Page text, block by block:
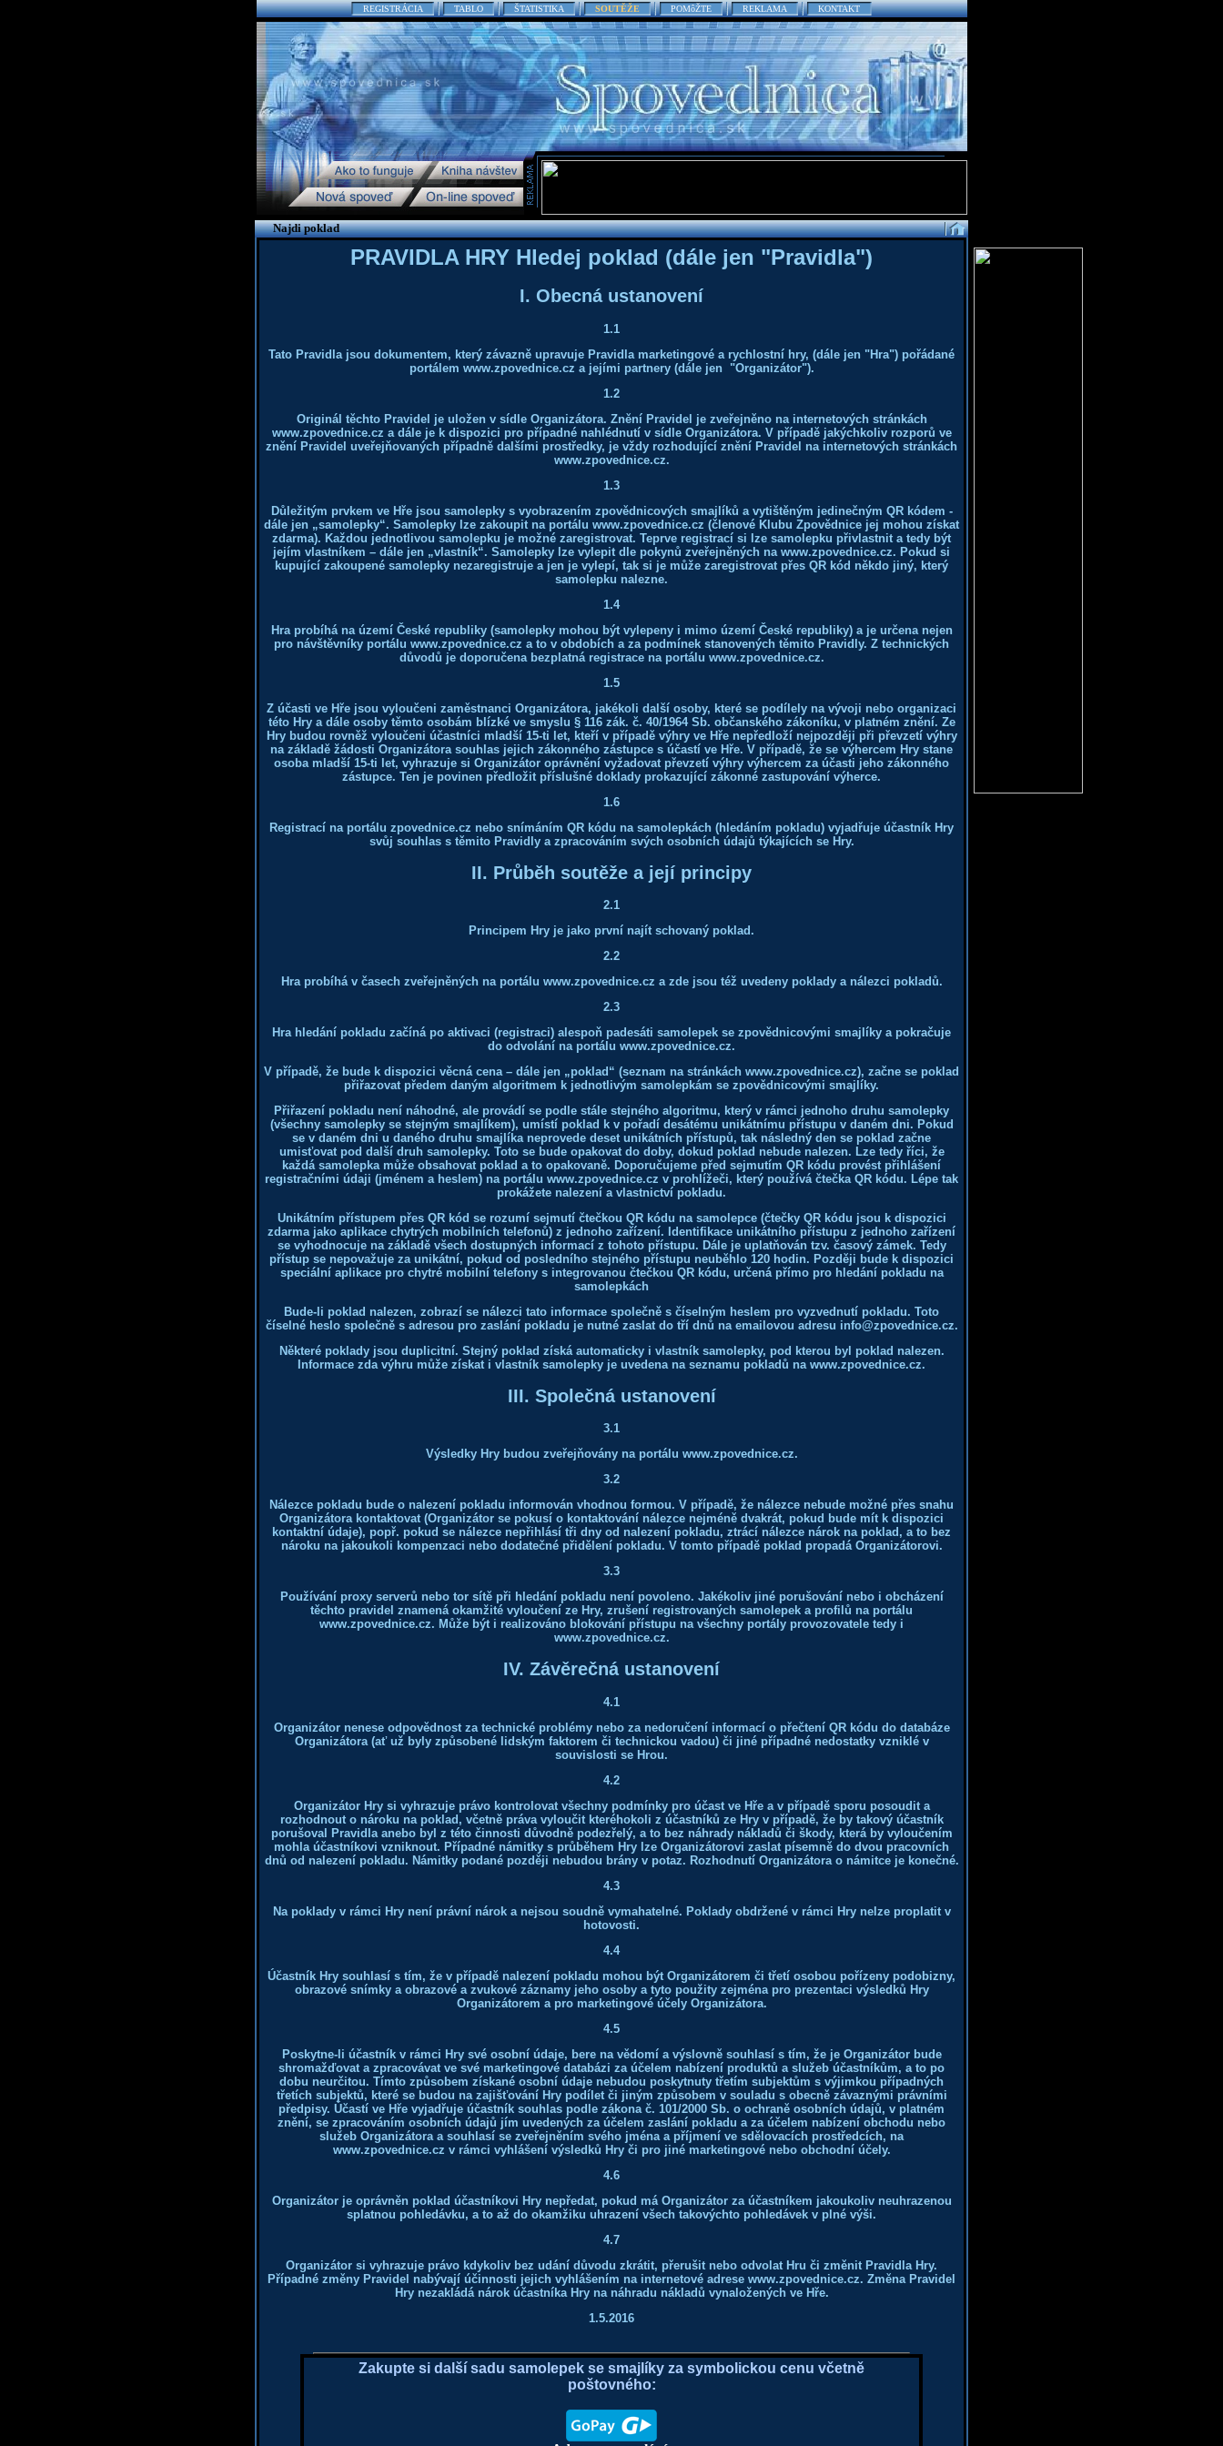
REGISTRÁCIA TABLO ŠTATISTIKA SOUTĚŽE POMôŽTE REKLAMA KONTAKT
Najdi poklad
PRAVIDLA HRY Hledej poklad (dále jen "Pravidla")
I. Obecná ustanovení
1.1
Tato Pravidla jsou dokumentem, který závazně upravuje Pravidla marketingové a rychlostní hry, (dále jen "Hra") pořádané
portálem www.zpovednice.cz a jejími partnery (dále jen "Organizátor").
1.2
Originál těchto Pravidel je uložen v sídle Organizátora. Znění Pravidel je zveřejněno na internetových stránkách
www.zpovednice.cz a dále je k dispozici pro případné nahlédnutí v sídle Organizátora. V případě jakýchkoliv rozporů ve
znění Pravidel uveřejňovaných případně dalšími prostředky, je vždy rozhodující znění Pravidel na internetových stránkách
www.zpovednice.cz.
1.3
Důležitým prvkem ve Hře jsou samolepky s vyobrazením zpovědnicových smajlíků a vytištěným jedinečným QR kódem -
dále jen „samolepky“. Samolepky lze zakoupit na portálu www.zpovednice.cz (členové Klubu Zpovědnice jej mohou získat
zdarma). Každou jednotlivou samolepku je možné zaregistrovat. Teprve registrací si lze samolepku přivlastnit a tedy být
jejím vlastníkem – dále jen „vlastník“. Samolepky lze vylepit dle pokynů zveřejněných na www.zpovednice.cz. Pokud si
kupující zakoupené samolepky nezaregistruje a jen je vylepí, tak si je může zaregistrovat přes QR kód někdo jiný, který
samolepku nalezne.
1.4
Hra probíhá na území České republiky (samolepky mohou být vylepeny i mimo území České republiky) a je určena nejen
pro návštěvníky portálu www.zpovednice.cz a to v obdobích a za podmínek stanovených těmito Pravidly. Z technických
důvodů je doporučena bezplatná registrace na portálu www.zpovednice.cz.
1.5
Z účasti ve Hře jsou vyloučeni zaměstnanci Organizátora, jakékoli další osoby, které se podílely na vývoji nebo organizaci
této Hry a dále osoby těmto osobám blízké ve smyslu § 116 zák. č. 40/1964 Sb. občanského zákoníku, v platném znění. Ze
Hry budou rovněž vyloučeni účastníci mladší 15-ti let, kteří v případě výhry ve Hře nepředloží nejpozději při převzetí výhry
na základě žádosti Organizátora souhlas jejich zákonného zástupce s účastí ve Hře. V případě, že se výhercem Hry stane
osoba mladší 15-ti let, vyhrazuje si Organizátor oprávnění vyžadovat převzetí výhry výhercem za účasti jeho zákonného
zástupce. Ten je povinen předložit příslušné doklady prokazující zákonné zastupování výherce.
1.6
Registrací na portálu zpovednice.cz nebo snímáním QR kódu na samolepkách (hledáním pokladu) vyjadřuje účastník Hry
svůj souhlas s těmito Pravidly a zpracováním svých osobních údajů týkajících se Hry.
II. Průběh soutěže a její principy
2.1
Principem Hry je jako první najít schovaný poklad.
2.2
Hra probíhá v časech zveřejněných na portálu www.zpovednice.cz a zde jsou též uvedeny poklady a nálezci pokladů.
2.3
Hra hledání pokladu začíná po aktivaci (registraci) alespoň padesáti samolepek se zpovědnicovými smajlíky a pokračuje
do odvolání na portálu www.zpovednice.cz.
V případě, že bude k dispozici věcná cena – dále jen „poklad“ (seznam na stránkách www.zpovednice.cz), začne se poklad
přiřazovat předem daným algoritmem k jednotlivým samolepkám se zpovědnicovými smajlíky.
Přiřazení pokladu není náhodné, ale provádí se podle stále stejného algoritmu, který v rámci jednoho druhu samolepky
(všechny samolepky se stejným smajlíkem), umístí poklad k v pořadí desátému unikátnímu přístupu v daném dni. Pokud
se v daném dni u daného druhu smajlíka neprovede deset unikátních přístupů, tak následný den se poklad začne
umisťovat pod další druh samolepky. Toto se bude opakovat do doby, dokud poklad nebude nalezen. Lze tedy říci, že
každá samolepka může obsahovat poklad a to opakovaně. Doporučujeme před sejmutím QR kódu provést přihlášení
registračními údaji (jménem a heslem) na portálu www.zpovednice.cz v prohlížeči, který používá čtečka QR kódu. Lépe tak
prokážete nalezení a vlastnictví pokladu.
Unikátním přístupem přes QR kód se rozumí sejmutí čtečkou QR kódu na samolepce (čtečky QR kódu jsou k dispozici
zdarma jako aplikace chytrých mobilních telefonů) z jednoho zařízení. Identifikace unikátního přístupu z jednoho zařízení
se vyhodnocuje na základě všech dostupných informací z tohoto přístupu. Dále je uplatňován tzv. časový zámek. Tedy
přístup se nepovažuje za unikátní, pokud od posledního stejného přístupu neuběhlo 120 hodin. Později bude k dispozici
speciální aplikace pro chytré mobilní telefony s integrovanou čtečkou QR kódu, určená přímo pro hledání pokladu na
samolepkách
Bude-li poklad nalezen, zobrazí se nálezci tato informace společně s číselným heslem pro vyzvednutí pokladu. Toto
číselné heslo společně s adresou pro zaslání pokladu je nutné zaslat do tří dnů na emailovou adresu info@zpovednice.cz.
Některé poklady jsou duplicitní. Stejný poklad získá automaticky i vlastník samolepky, pod kterou byl poklad nalezen.
Informace zda výhru může získat i vlastník samolepky je uvedena na seznamu pokladů na www.zpovednice.cz.
III. Společná ustanovení
3.1
Výsledky Hry budou zveřejňovány na portálu www.zpovednice.cz.
3.2
Nálezce pokladu bude o nalezení pokladu informován vhodnou formou. V případě, že nálezce nebude možné přes snahu
Organizátora kontaktovat (Organizátor se pokusí o kontaktování nálezce nejméně dvakrát, pokud bude mít k dispozici
kontaktní údaje), popř. pokud se nálezce nepřihlásí tři dny od nalezení pokladu, ztrácí nálezce nárok na poklad, a to bez
nároku na jakoukoli kompenzaci nebo dodatečné přidělení pokladu. V tomto případě poklad propadá Organizátorovi.
3.3
Používání proxy serverů nebo tor sítě při hledání pokladu není povoleno. Jakékoliv jiné porušování nebo i obcházení
těchto pravidel znamená okamžité vyloučení ze Hry, zrušení registrovaných samolepek a profilů na portálu
www.zpovednice.cz. Může být i realizováno blokování přístupu na všechny portály provozovatele tedy i
www.zpovednice.cz.
IV. Závěrečná ustanovení
4.1
Organizátor nenese odpovědnost za technické problémy nebo za nedoručení informací o přečtení QR kódu do databáze
Organizátora (ať už byly způsobené lidským faktorem či technickou vadou) či jiné případné nedostatky vzniklé v
souvislosti se Hrou.
4.2
Organizátor Hry si vyhrazuje právo kontrolovat všechny podmínky pro účast ve Hře a v případě sporu posoudit a
rozhodnout o nároku na poklad, včetně práva vyloučit kteréhokoli z účastníků ze Hry v případě, že by takový účastník
porušoval Pravidla anebo byl z této činnosti důvodně podezřelý, a to bez náhrady nákladů či škody, která by vyloučením
mohla účastníkovi vzniknout. Případné námitky s průběhem Hry lze Organizátorovi zaslat písemně do dvou pracovních
dnů od nalezení pokladu. Námitky podané později nebudou brány v potaz. Rozhodnutí Organizátora o námitce je konečné.
4.3
Na poklady v rámci Hry není právní nárok a nejsou soudně vymahatelné. Poklady obdržené v rámci Hry nelze proplatit v
hotovosti.
4.4
Účastník Hry souhlasí s tím, že v případě nalezení pokladu mohou být Organizátorem či třetí osobou pořízeny podobizny,
obrazové snímky a obrazové a zvukové záznamy jeho osoby a tyto použity zejména pro prezentaci výsledků Hry
Organizátorem a pro marketingové účely Organizátora.
4.5
Poskytne-li účastník v rámci Hry své osobní údaje, bere na vědomí a výslovně souhlasí s tím, že je Organizátor bude
shromažďovat a zpracovávat ve své marketingové databázi za účelem nabízení produktů a služeb účastníkům, a to po
dobu neurčitou. Tímto způsobem získané osobní údaje nebudou poskytnuty třetím subjektům s výjimkou případných
třetích subjektů, které se budou na zajišťování Hry podílet či jiným způsobem v souladu s obecně závaznými právními
předpisy. Účastí ve Hře vyjadřuje účastník souhlas podle zákona č. 101/2000 Sb. o ochraně osobních údajů, v platném
znění, se zpracováním osobních údajů jím uvedených za účelem zaslání pokladu a za účelem nabízení obchodu nebo
služeb Organizátora a souhlasí se zveřejněním svého jména a příjmení ve sdělovacích prostředcích, na
www.zpovednice.cz v rámci vyhlášení výsledků Hry či pro jiné marketingové nebo obchodní účely.
4.6
Organizátor je oprávněn poklad účastníkovi Hry nepředat, pokud má Organizátor za účastníkem jakoukoliv neuhrazenou
splatnou pohledávku, a to až do okamžiku uhrazení všech takovýchto pohledávek v plné výši.
4.7
Organizátor si vyhrazuje právo kdykoliv bez udání důvodu zkrátit, přerušit nebo odvolat Hru či změnit Pravidla Hry.
Případné změny Pravidel nabývají účinnosti jejich vyhlášením na internetové adrese www.zpovednice.cz. Změna Pravidel
Hry nezakládá nárok účastníka Hry na náhradu nákladů vynaložených ve Hře.
1.5.2016
Zakupte si další sadu samolepek se smajlíky za symbolickou cenu včetně
poštovného: